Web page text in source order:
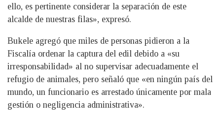
ello, es pertinente considerar la separación de este
alcalde de nuestras filas», expresó.
Bukele agregó que miles de personas pidieron a la
Fiscalía ordenar la captura del edil debido a «su
irresponsabilidad» al no supervisar adecuadamente el
refugio de animales, pero señaló que «en ningún país del
mundo, un funcionario es arrestado únicamente por mala
gestión o negligencia administrativa».